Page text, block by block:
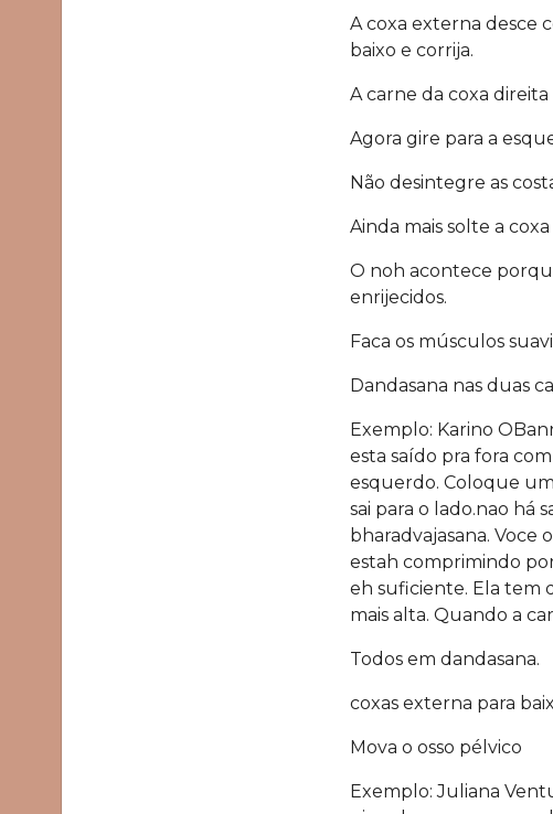
A coxa externa desce
baixo e corrija.
A carne da coxa
Agora gire para a
Não desintegre as
Ainda mais solte a
O noh acontece
enrijecidos.
Faca os músculos
Dandasana nas duas
Exemplo: Karino
esta saído pra fora
esquerdo. Coloque
sai para o lado.nao há
bharadvajasana. Voce
estah comprimindo
eh suficiente. Ela tem
mais alta. Quando a
Todos em dandasana.
coxas externa para
Mova o osso pélvico
Exemplo: Juliana